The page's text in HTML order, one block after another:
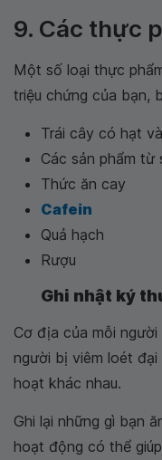
9. Các thực
Một số loại thực
triệu chứng của bạn,
Trái cây có hạt
Các sản phẩm từ
Thức ăn cay
Cafein
Quả hạch
Rượu
Ghi nhật ký
Cơ địa của mỗi
người bị viêm loét
hoạt khác nhau.
Ghi lại những gì bạn
hoạt động có thể